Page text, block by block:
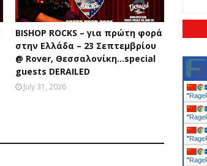
BISHOP ROCKS – για πρώτη φορά
στην Ελλάδα – 23 Σεπτεμβρίου
@ Rover, Θεσσαλονίκη...special
guests DERAILED
July 31, 2026
"
"
"
"